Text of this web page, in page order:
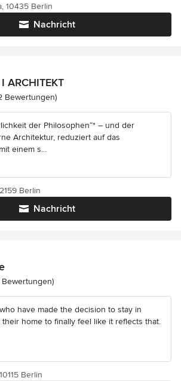
Nachricht
10435 Berlin
ARCHITEKT
5 von 5 Sternen
Bewertungen)
der Philosophen“* – und der
Architektur, reduziert auf das
einem s...
Nachricht
Berlin
5 von 5 Sternen
Bewertungen)
have made the decision to stay in
their home to finally feel like it reflects that.
Berlin